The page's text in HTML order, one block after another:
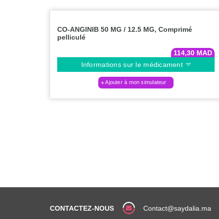
CO-ANGINIB 50 MG / 12.5 MG, Comprimé
pelliculé
114,30 MAD
Informations sur le médicament
Ajouter à mon simulateur
CONTACTEZ-NOUS Contact@saydalia.ma